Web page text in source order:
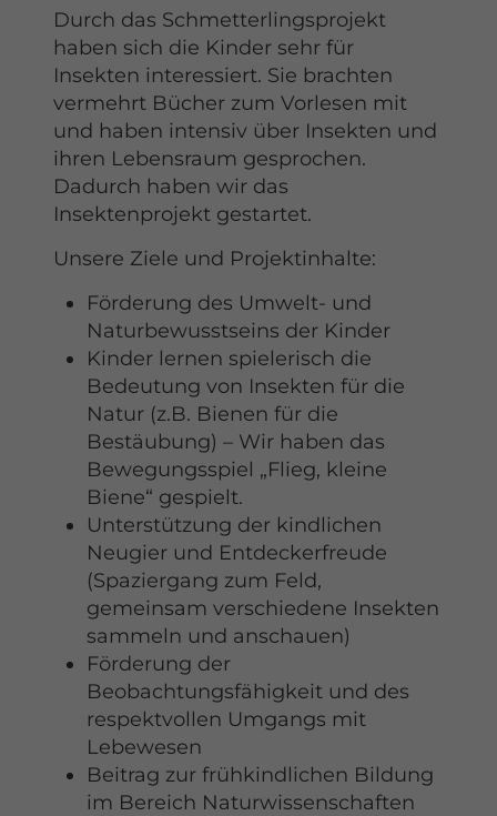
Durch das Schmetterlingsprojekt
haben sich die Kinder sehr für
Insekten interessiert. Sie brachten
vermehrt Bücher zum Vorlesen mit
und haben intensiv über Insekten und
ihren Lebensraum gesprochen.
Dadurch haben wir das
Insektenprojekt gestartet.
Unsere Ziele und Projektinhalte:
Förderung des Umwelt- und
Naturbewusstseins der Kinder
Kinder lernen spielerisch die
Bedeutung von Insekten für die
Natur (z.B. Bienen für die
Bestäubung) – Wir haben das
Bewegungsspiel „Flieg, kleine
Biene“ gespielt.
Unterstützung der kindlichen
Neugier und Entdeckerfreude
(Spaziergang zum Feld,
gemeinsam verschiedene Insekten
sammeln und anschauen)
Förderung der
Beobachtungsfähigkeit und des
respektvollen Umgangs mit
Lebewesen
Beitrag zur frühkindlichen Bildung
im Bereich Naturwissenschaften